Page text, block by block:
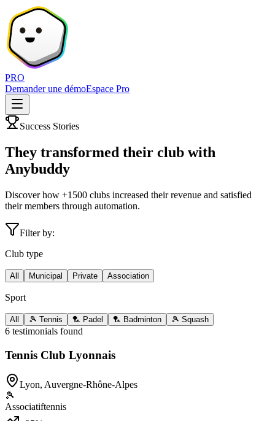
PRO
Demander une démoEspace Pro
Success Stories
They transformed their club with
Anybuddy
Discover how +1500 clubs increased their revenue and satisfied
their members through automation.
Filter by:
Club type
All Municipal Private Association
Sport
All 🎾 Tennis 🏸 Padel 🏸 Badminton 🎾 Squash
6 testimonials found
Tennis Club Lyonnais
Lyon, Auvergne-Rhône-Alpes
🎾
Associatiftennis